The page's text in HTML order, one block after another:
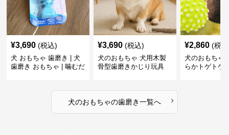
¥3,690 (税込)
犬 おもちゃ 歯磨き | 犬
歯磨き おもちゃ | 噛むだ
¥3,690 (税込)
犬のおもちゃ 犬用木製
骨型歯磨きかじり玩具
¥2,860 (税
犬のおもちゃ
らかトゲトゲ
犬のおもちゃの歯磨き一覧へ ›